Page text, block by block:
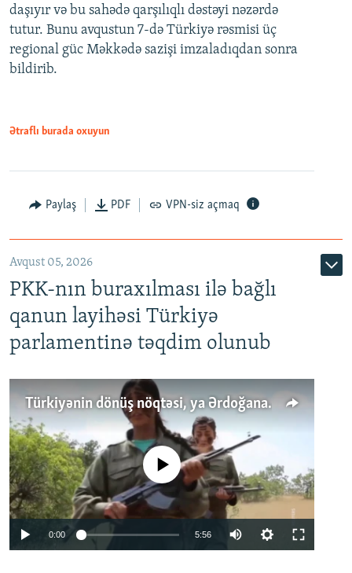
daşıyır və bu sahədə qarşılıqlı dəstəyi nəzərdə
tutur. Bunu avqustun 7-də Türkiyə rəsmisi üç
regional güc Məkkədə sazişi imzaladıqdan sonra
bildirib.
Ətraflı burada oxuyun
Paylaş PDF VPN-siz açmaq
Avqust 05, 2026
PKK-nın buraxılması ilə bağlı
qanun layihəsi Türkiyə
parlamentinə təqdim olunub
Türkiyənin dönüş nöqtəsi, ya Ərdoğana üçüncü şans: PKK ilə qəfil barışıq nə deməkdir?
No media source currently available
0:00 5:56